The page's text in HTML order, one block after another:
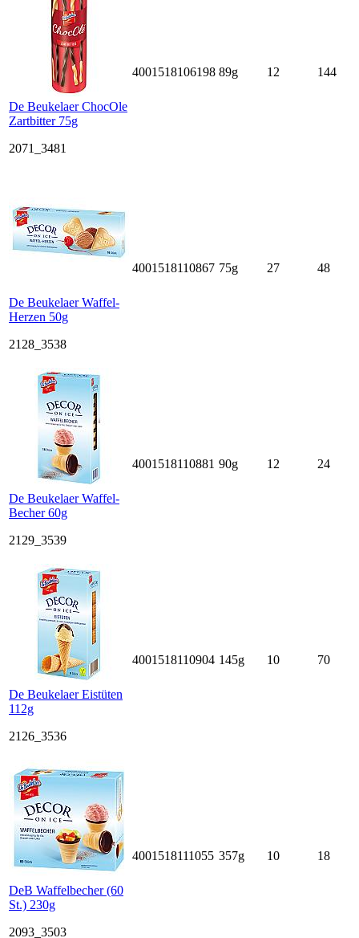
De Beukelaer ChocOle
Zartbitter 75g
2071_3481
4001518106198 89g 12 144
De Beukelaer Waffel-
Herzen 50g
2128_3538
4001518110867 75g 27 48
De Beukelaer Waffel-
Becher 60g
2129_3539
4001518110881 90g 12 24
De Beukelaer Eistüten
112g
2126_3536
4001518110904 145g 10 70
DeB Waffelbecher (60
St.) 230g
2093_3503
4001518111055 357g 10 18